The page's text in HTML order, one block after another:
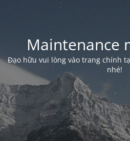
Maintenance
Đạo hữu vui lòng vào trang chính
nhé!